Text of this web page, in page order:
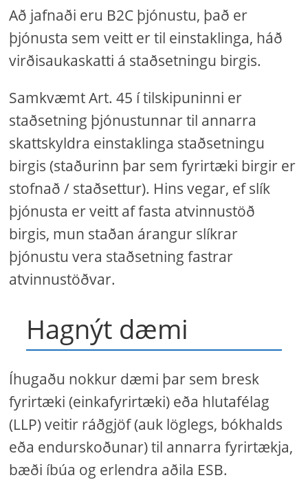
Að jafnaði eru B2C þjónustu, það er
þjónusta sem veitt er til einstaklinga, háð
virðisaukaskatti á staðsetningu birgis.
Samkvæmt Art. 45 í tilskipuninni er
staðsetning þjónustunnar til annarra
skattskyldra einstaklinga staðsetningu
birgis (staðurinn þar sem fyrirtæki birgir er
stofnað / staðsettur). Hins vegar, ef slík
þjónusta er veitt af fasta atvinnustöð
birgis, mun staðan árangur slíkrar
þjónustu vera staðsetning fastrar
atvinnustöðvar.
Hagnýt dæmi
Íhugaðu nokkur dæmi þar sem bresk
fyrirtæki (einkafyrirtæki) eða hlutafélag
(LLP) veitir ráðgjöf (auk löglegs, bókhalds
eða endurskoðunar) til annarra fyrirtækja,
bæði íbúa og erlendra aðila ESB.